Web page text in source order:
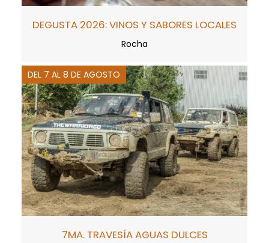
DEGUSTA 2026: VINOS Y SABORES LOCALES
Rocha
DEL 7 AL 8 DE AGOSTO
7MA. TRAVESÍA AGUAS DULCES